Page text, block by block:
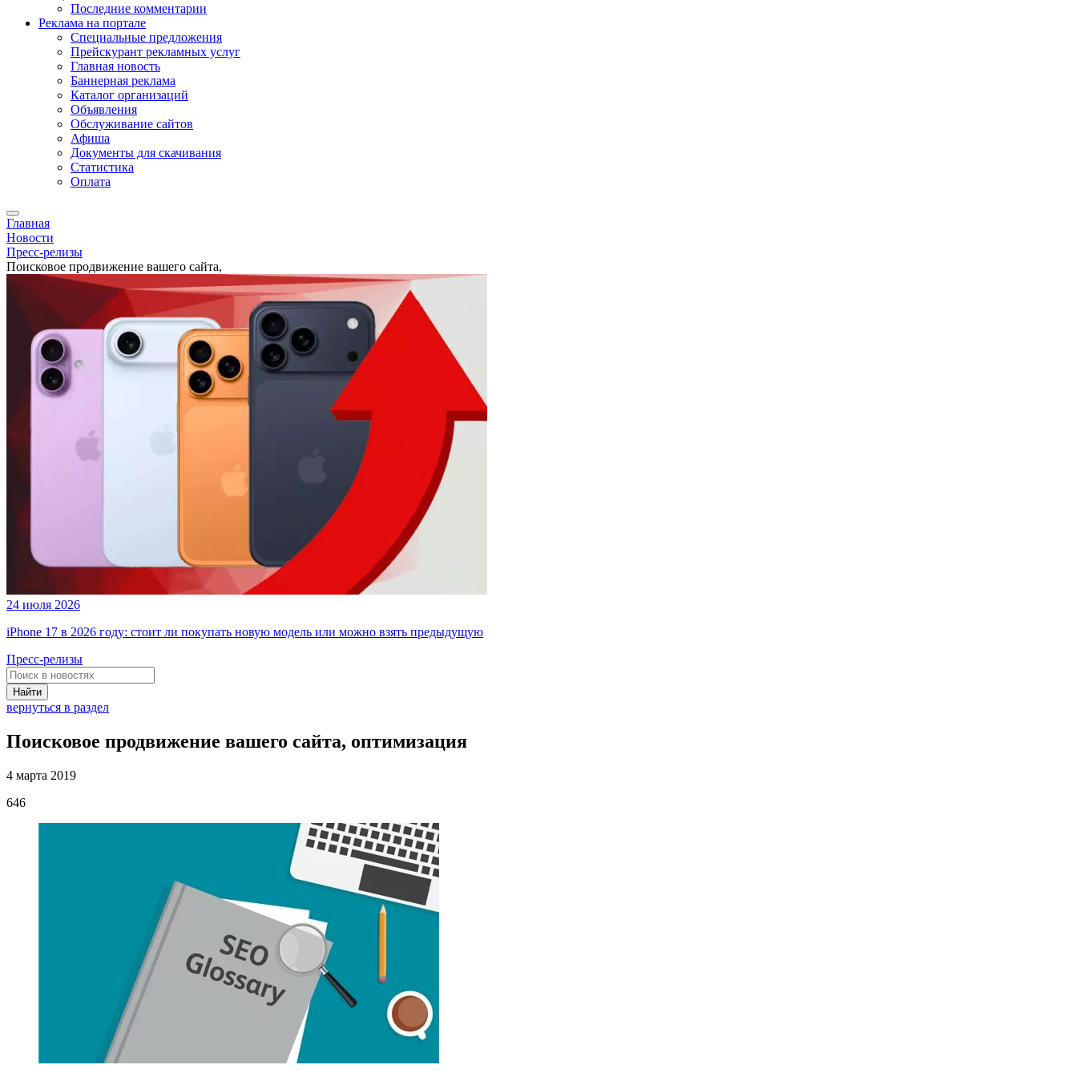
Последние комментарии
Реклама на портале
Специальные предложения
Прейскурант рекламных услуг
Главная новость
Баннерная реклама
Каталог организаций
Объявления
Обслуживание сайтов
Афиша
Документы для скачивания
Статистика
Оплата
Главная
Новости
Пресс-релизы
Поисковое продвижение вашего сайта,
24 июля 2026
iPhone 17 в 2026 году: стоит ли покупать новую модель или можно взять предыдущую
Пресс-релизы
Найти
вернуться в раздел
Поисковое продвижение вашего сайта, оптимизация
4 марта 2019
646